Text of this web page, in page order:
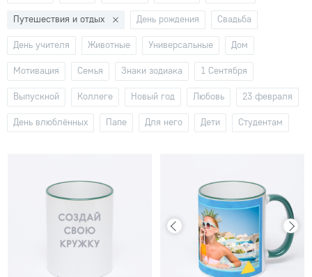
Путешествия и отдых День рождения Свадьба
День учителя Животные Универсальные Дом
Мотивация Семья Знаки зодиака 1 Сентября
Выпускной Коллеге Новый год Любовь 23 февраля
День влюблённых Папе Для него Дети Студентам